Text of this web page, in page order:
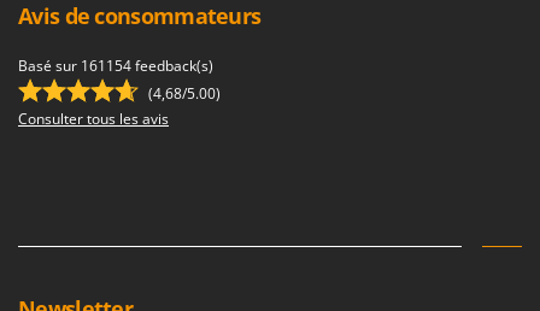
Avis de consommateurs
Basé sur 161154 feedback(s)
(4,68/5.00)
Consulter tous les avis